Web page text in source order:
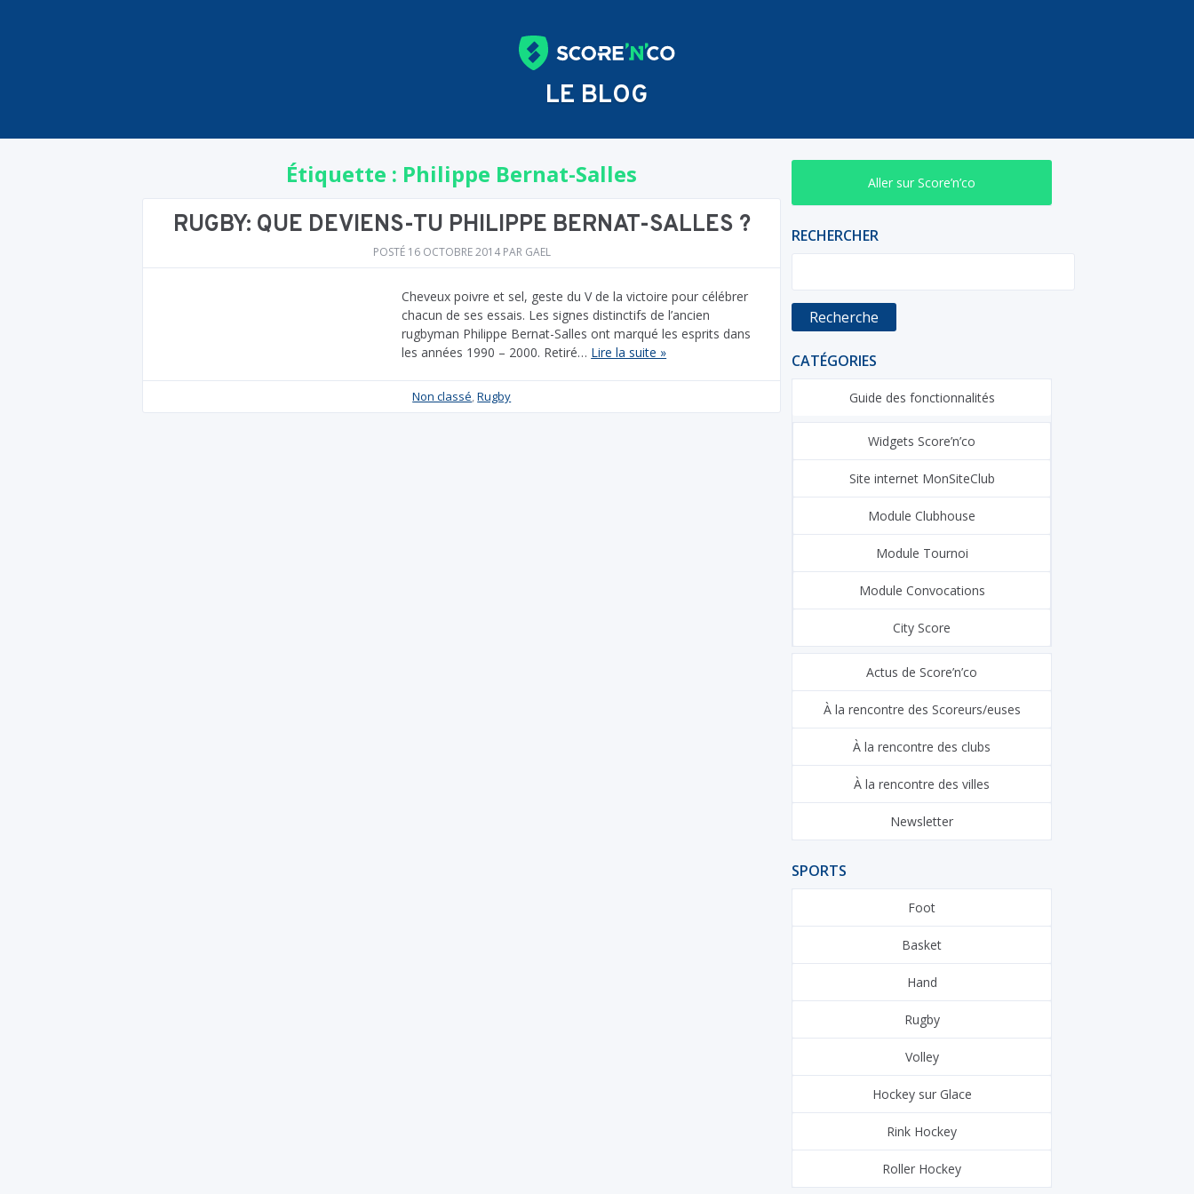
LE BLOG
Étiquette : Philippe Bernat-Salles
RUGBY: QUE DEVIENS-TU PHILIPPE BERNAT-SALLES ?
POSTÉ 16 OCTOBRE 2014 PAR GAEL
Cheveux poivre et sel, geste du V de la victoire pour célébrer
chacun de ses essais. Les signes distinctifs de l’ancien
rugbyman Philippe Bernat-Salles ont marqué les esprits dans
les années 1990 – 2000. Retiré… Lire la suite »
Non classé ,Rugby
Aller sur Score’n’co
RECHERCHER
Recherche
CATÉGORIES
Guide des fonctionnalités
Widgets Score’n’co
Site internet MonSiteClub
Module Clubhouse
Module Tournoi
Module Convocations
City Score
Actus de Score’n’co
À la rencontre des Scoreurs/euses
À la rencontre des clubs
À la rencontre des villes
Newsletter
SPORTS
Foot
Basket
Hand
Rugby
Volley
Hockey sur Glace
Rink Hockey
Roller Hockey